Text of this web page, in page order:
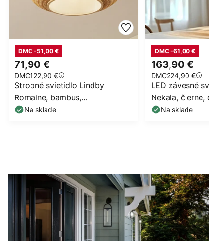
71,90 €
DMC122,90 €
DMC -51,00 €
Stropné svietidlo Lindby
Romaine, bambus,
prírodné/biele, Ø 50 cm
Na sklade
163,90 €
DMC224,90 €
DMC -61,00 €
LED závesné
Nekala, čierne,
cmNa sklade